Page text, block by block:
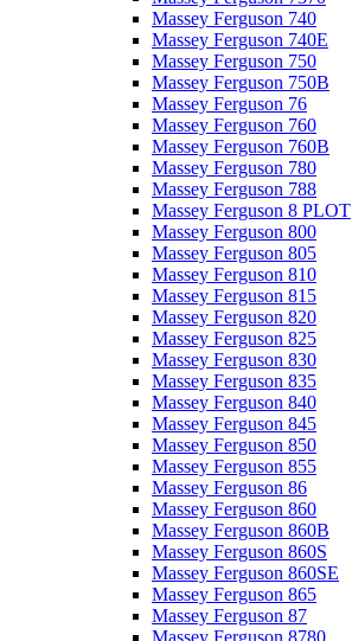
Massey Ferguson 740
Massey Ferguson 740E
Massey Ferguson 750
Massey Ferguson 750B
Massey Ferguson 76
Massey Ferguson 760
Massey Ferguson 760B
Massey Ferguson 780
Massey Ferguson 788
Massey Ferguson 8 PLOT
Massey Ferguson 800
Massey Ferguson 805
Massey Ferguson 810
Massey Ferguson 815
Massey Ferguson 820
Massey Ferguson 825
Massey Ferguson 830
Massey Ferguson 835
Massey Ferguson 840
Massey Ferguson 845
Massey Ferguson 850
Massey Ferguson 855
Massey Ferguson 86
Massey Ferguson 860
Massey Ferguson 860B
Massey Ferguson 860S
Massey Ferguson 860SE
Massey Ferguson 865
Massey Ferguson 87
Massey Ferguson 8780